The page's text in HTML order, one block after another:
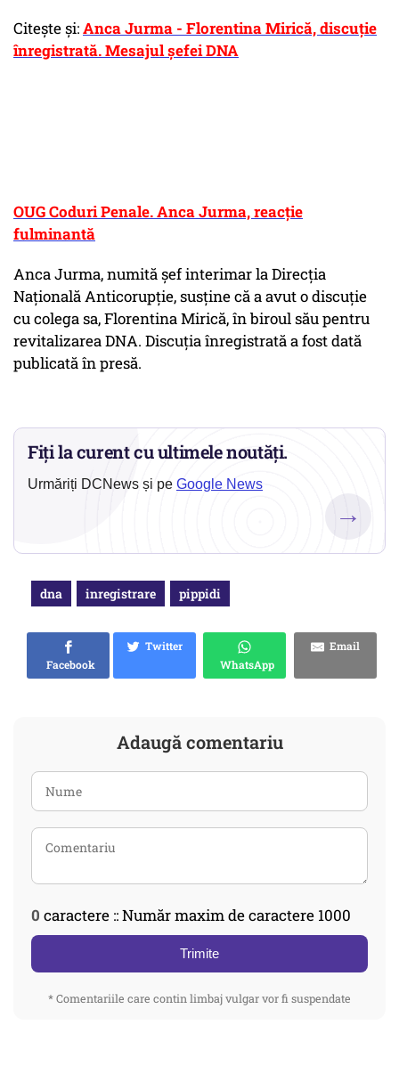
Citește și:Anca Jurma - Florentina Mirică, discuție
înregistrată. Mesajul șefei DNA
OUG Coduri Penale. Anca Jurma, reacție
fulminantă
Anca Jurma, numită șef interimar la Direcția
Națională Anticorupție, susține că a avut o discuție
cu colega sa, Florentina Mirică, în biroul său pentru
revitalizarea DNA. Discuția înregistrată a fost dată
publicată în presă.
Fiți la curent cu ultimele noutăți.
Urmăriți DCNews și pe Google News
→
dna inregistrare pippidi
Facebook
Twitter
WhatsApp
Email
Adaugă comentariu
0 caractere :: Număr maxim de caractere 1000
Trimite
* Comentariile care contin limbaj vulgar vor fi suspendate